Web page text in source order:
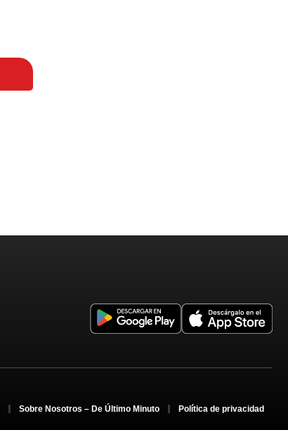
Sobre Nosotros – De Último Minuto Política de privacidad